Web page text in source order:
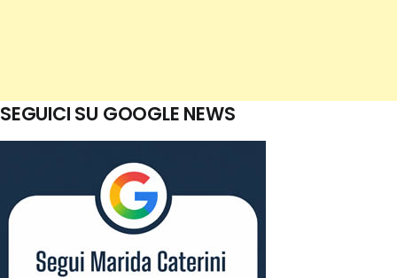
SEGUICI SU GOOGLE NEWS